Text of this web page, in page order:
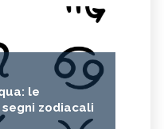
le
zodiacali